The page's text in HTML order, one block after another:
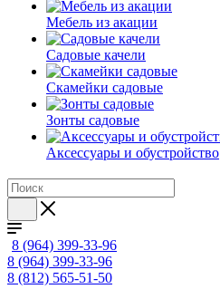
Мебель из акации
Садовые качели
Скамейки садовые
Зонты садовые
Аксессуары и обустройство
8 (964) 399-33-96
8 (964) 399-33-96
8 (812) 565-51-50